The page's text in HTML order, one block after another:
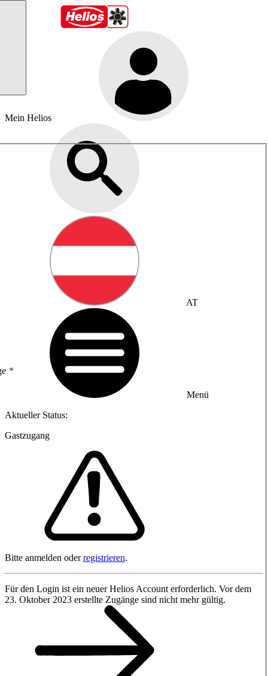
Mein Helios
AT
Menü
Aktueller Status:
Gastzugang
Bitte anmelden oderregistrieren.
Für den Login ist ein neuer Helios Account erforderlich. Vor dem
23. Oktober 2023 erstellte Zugänge sind nicht mehr gültig.